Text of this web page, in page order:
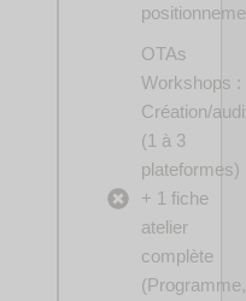
OTAs
Workshops :
Création/
(1 à 3
plateformes)
+ 1 fiche
atelier
complète
(Programme,